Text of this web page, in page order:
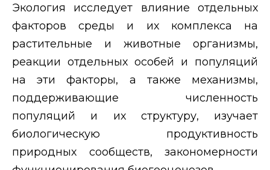
Экология исследует влияние отдельных
факторов среды и их комплекса на
растительные и животные организмы,
реакции отдельных особей и популяций
на эти факторы, а также механизмы,
поддерживающие численность
популяций и их структуру, изучает
биологическую продуктивность
природных сообществ, закономерности